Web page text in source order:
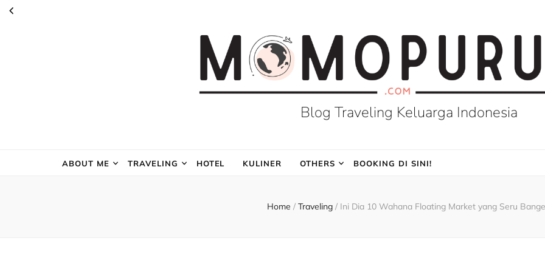
Blog Traveling Keluarga Indonesia
ABOUT ME TRAVELING HOTEL KULINER OTHERS BOOKING DI SINI!
Home / Traveling / Ini Dia 10 Wahana Floating Market yang Seru